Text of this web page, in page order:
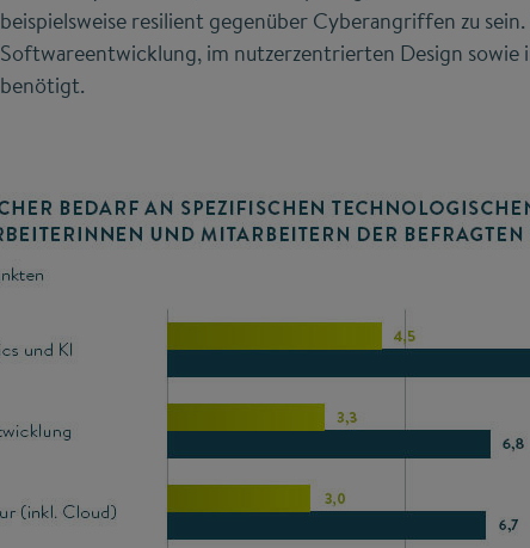
beispielsweise resilient gegenüber Cyberangriffen zu
Softwareentwicklung, im nutzerzentrierten Design
benötigt.